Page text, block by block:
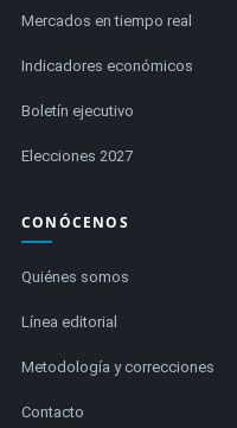
Mercados en tiempo real
Indicadores económicos
Boletín ejecutivo
Elecciones 2027
CONÓCENOS
Quiénes somos
Línea editorial
Metodología y correcciones
Contacto